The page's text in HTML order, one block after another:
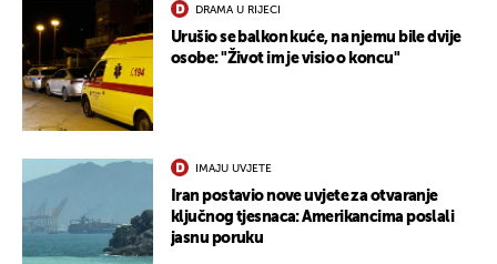
DRAMA U RIJECI
Urušio se balkon kuće, na njemu bile dvije
osobe: "Život im je visio o koncu"
IMAJU UVJETE
Iran postavio nove uvjete za otvaranje
ključnog tjesnaca: Amerikancima poslali
jasnu poruku